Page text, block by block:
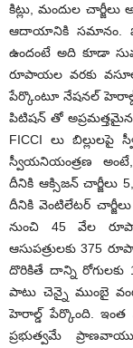
కిట్లు, మందుల
ఆదాయానికి సమానం.
ఉందంటే అది కూడా
రూపాయల వరకు
పేర్కొంటూ నేషనల్
పిటిషన్ తో అప్రమత్తమైన
FICCI లు బిల్లులపై
స్వీయనియంత్రణ అంటే,
దీనికి ఆక్సిజన్
దీనికి వెంటిలేటర్
నుంచి 45 వేల
ఆసుపత్రులకు 375
దొరికితే దాన్ని రోగులకు
పాటు చెన్నై ముంబై
హెరాల్డ్ పేర్కొంది. ఇంత
ప్రభుత్వమే